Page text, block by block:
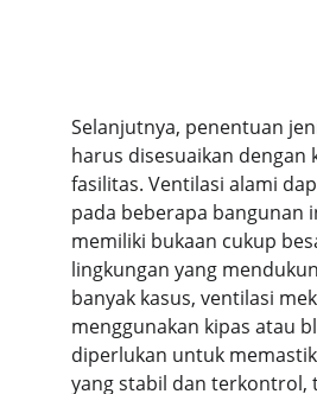
Selanjutnya, penentuan
harus disesuaikan dengan
fasilitas. Ventilasi alami
pada beberapa bangunan
memiliki bukaan cukup
lingkungan yang
banyak kasus, ventilasi
menggunakan kipas atau
diperlukan untuk
yang stabil dan terkontrol,